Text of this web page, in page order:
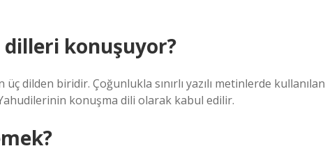
konuşuyor?
dilden biridir. Çoğunlukla sınırlı yazılı metinlerde kullanılan
konuşma dili olarak kabul edilir.